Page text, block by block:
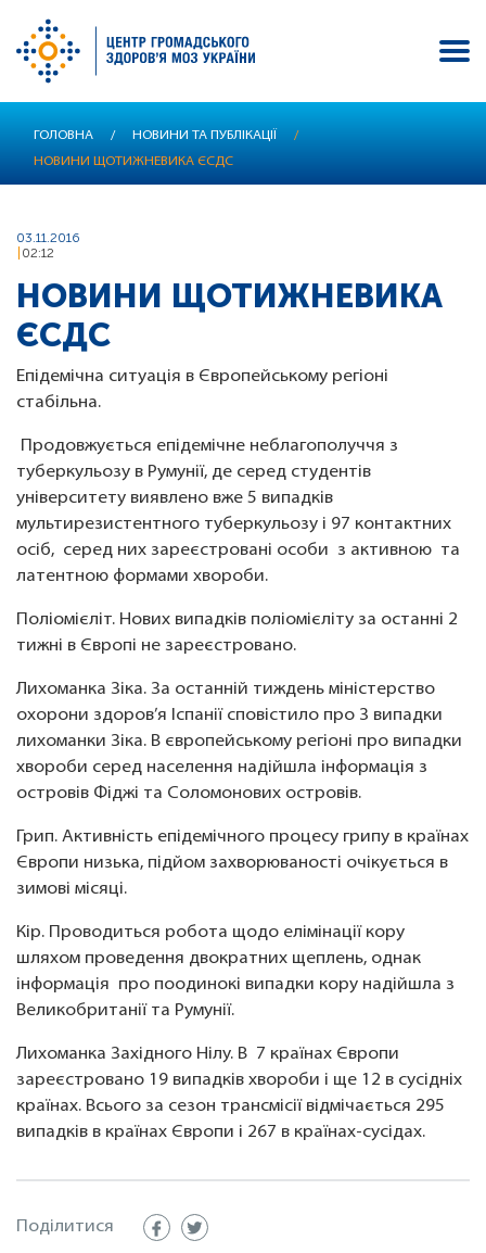
основного
ГОЛОВНА / НОВИНИ ТА ПУБЛІКАЦІЇ
/
НОВИНИ ЩОТИЖНЕВИКА ЄСДС
03.11.2016
02:12
НОВИНИ ЩОТИЖНЕВИКА
ЄСДС
Епідемічна ситуація в Європейському регіоні
стабільна.
Продовжується епідемічне неблагополуччя з
туберкульозу в Румунії, де серед студентів
університету виявлено вже 5 випадків
мультирезистентного туберкульозу і 97 контактних
осіб, серед них зареєстровані особи з активною та
латентною формами хвороби.
Поліомієліт. Нових випадків поліомієліту за останні 2
тижні в Європі не зареєстровано.
Лихоманка Зіка. За останній тиждень міністерство
охорони здоров’я Іспанії сповістило про 3 випадки
лихоманки Зіка. В європейському регіоні про випадки
хвороби серед населення надійшла інформація з
островів Фіджі та Соломонових островів.
Грип. Активність епідемічного процесу грипу в країнах
Європи низька, підйом захворюваності очікується в
зимові місяці.
Кір. Проводиться робота щодо елімінації кору
шляхом проведення двократних щеплень, однак
інформація про поодинокі випадки кору надійшла з
Великобританії та Румунії.
Лихоманка Західного Нілу. В 7 країнах Європи
зареєстровано 19 випадків хвороби і ще 12 в сусідніх
країнах. Всього за сезон трансмісії відмічається 295
випадків в країнах Європи і 267 в країнах-сусідах.
Поділитися